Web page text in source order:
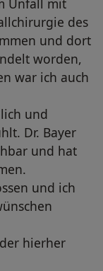
Unfall mit
des
und dort
worden,
war ich auch
und
Dr. Bayer
und hat
und ich
hierher